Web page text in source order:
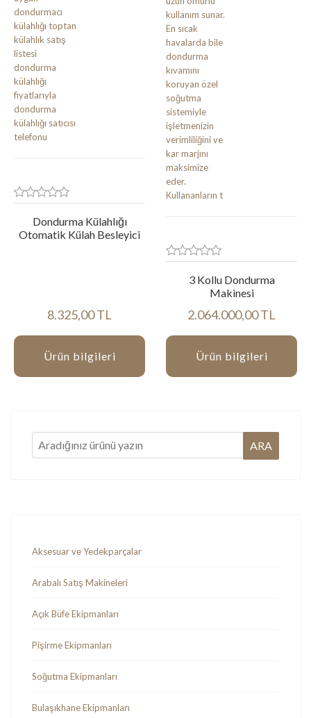
Dondurma Külahlığı
Otomatik Külah Besleyici
8.325,00 TL
Ürün bilgileri
3 Kollu Dondurma
Makinesi
2.064.000,00 TL
Ürün bilgileri
Aksesuar ve Yedekparçalar
Arabalı Satış Makineleri
Açık Büfe Ekipmanları
Pişirme Ekipmanları
Soğutma Ekipmanları
Bulaşıkhane Ekipmanları